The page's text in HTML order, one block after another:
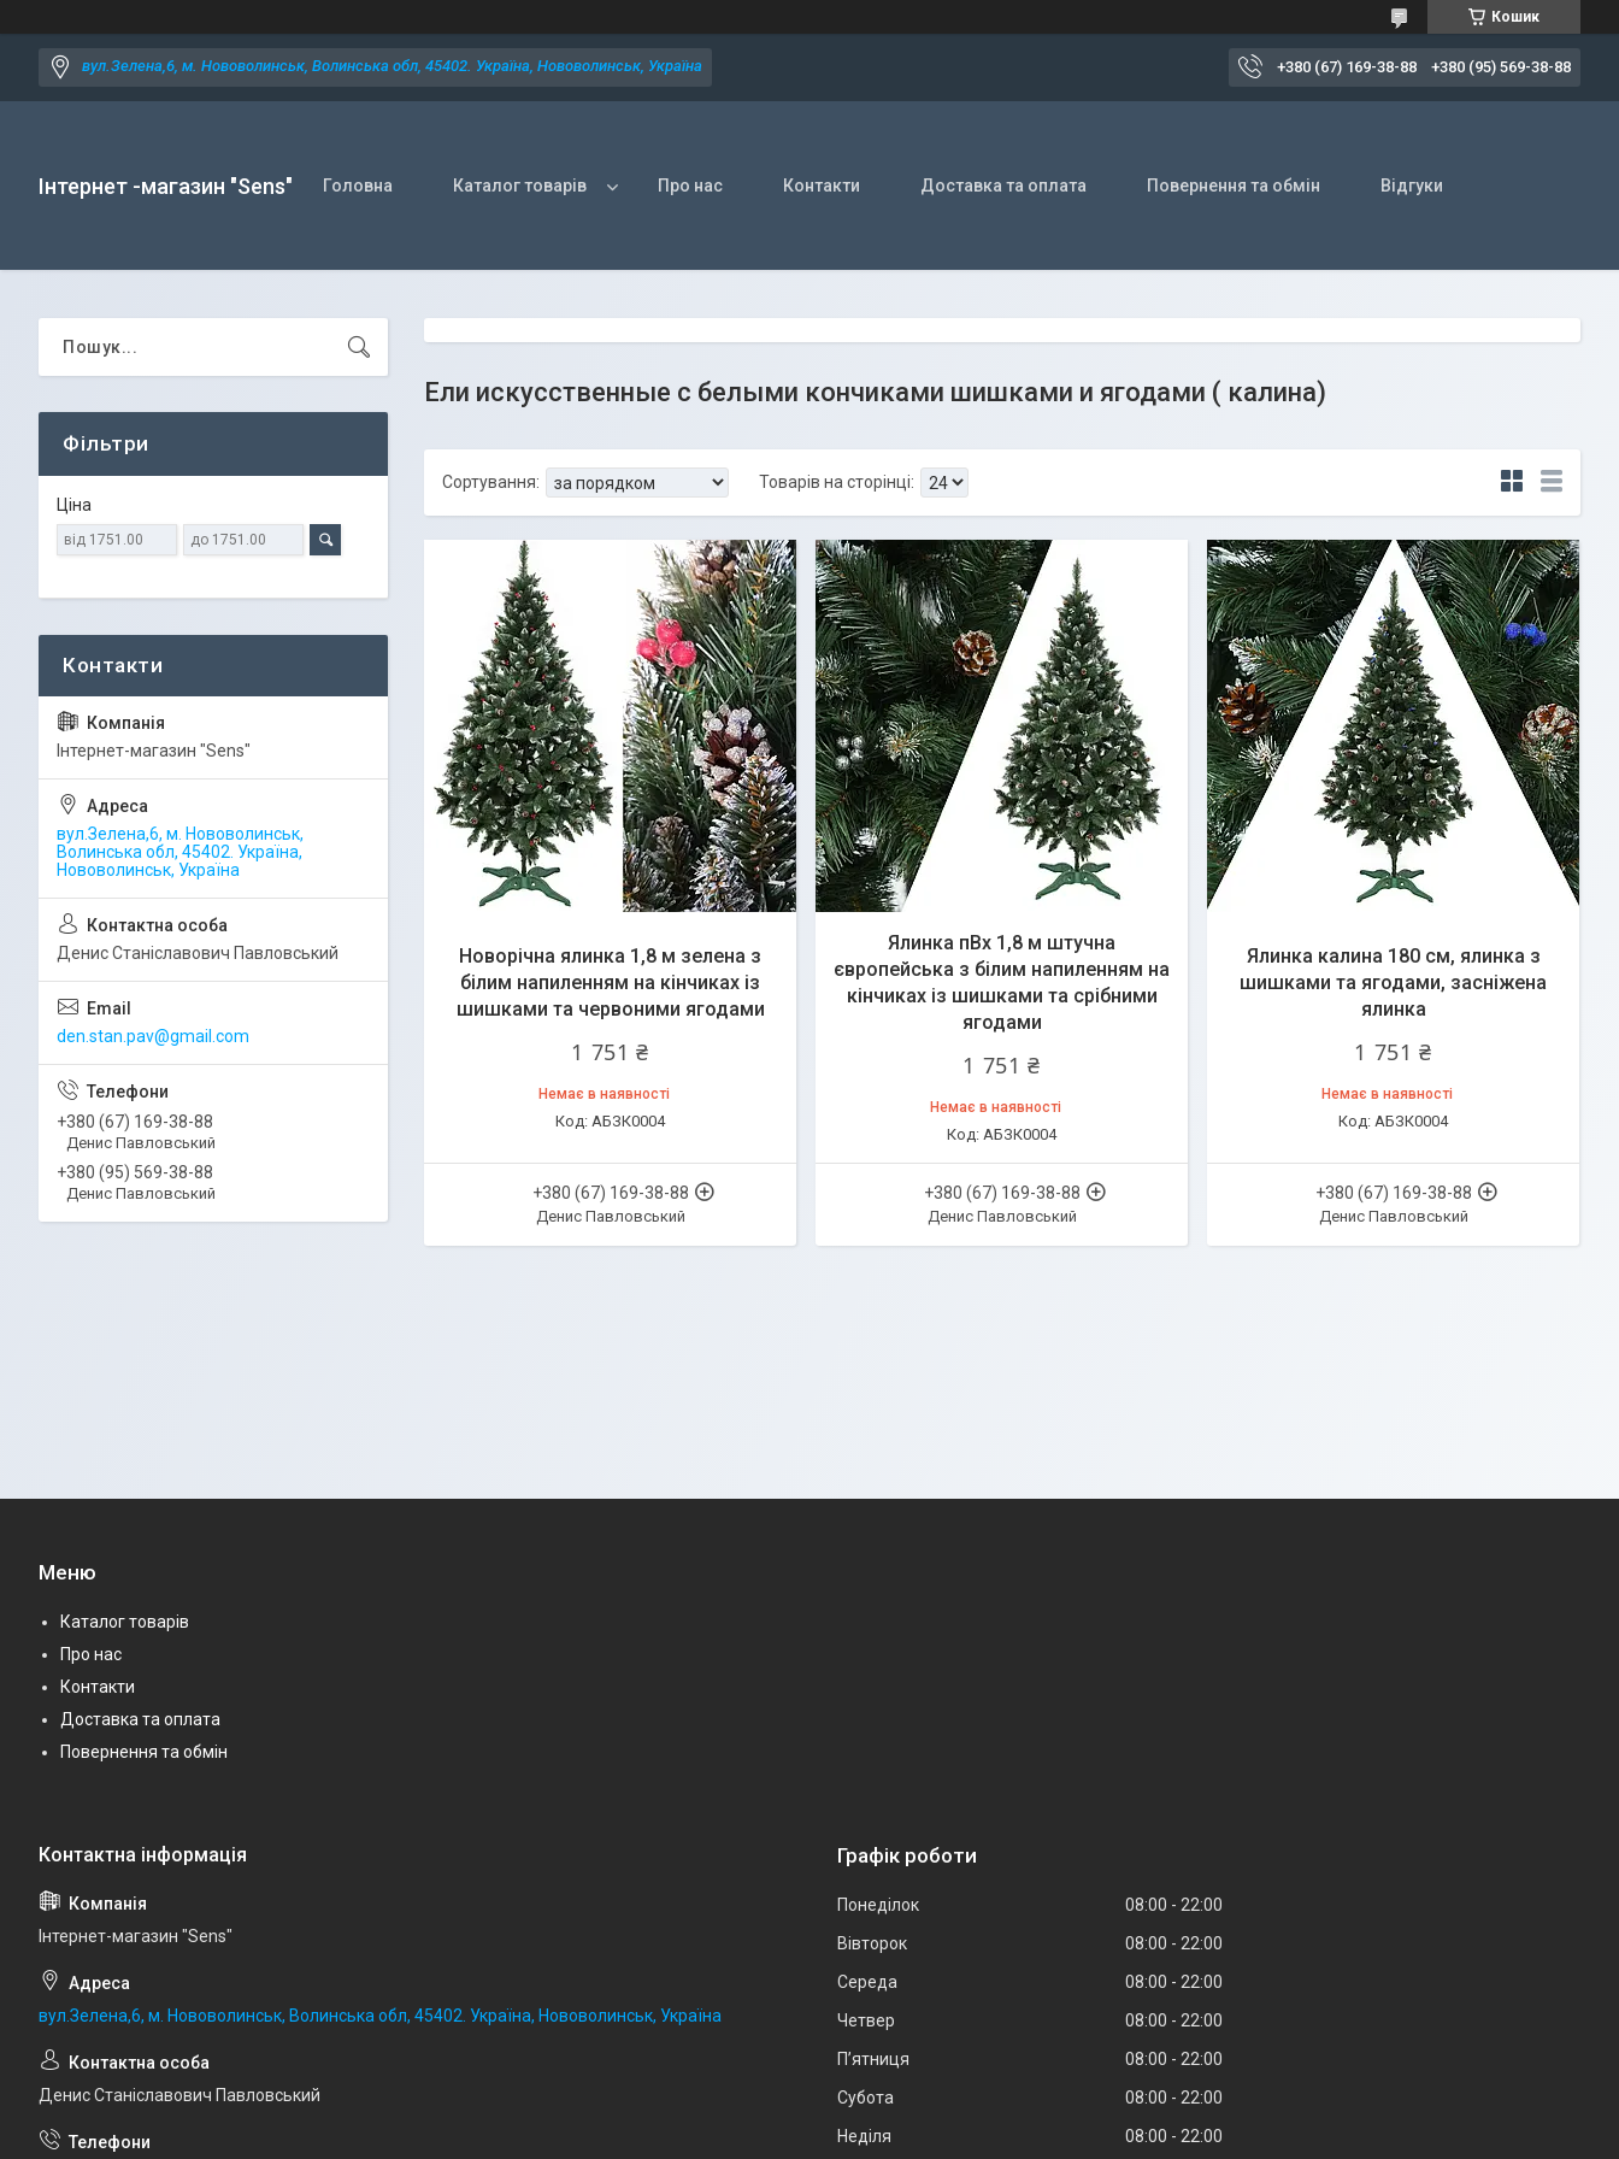
Кошик
вул.Зелена,6, м. Нововолинськ, Волинська обл, 45402. Україна, Нововолинськ, Україна +380 (67) 169-38-88 +380 (95) 569-38-88
Інтернет -магазин "Sens" Головна Каталог товарів Про нас Контакти Доставка та оплата Повернення та обмін Відгуки
Ели искусственные с белыми кончиками шишками и ягодами ( калина)
Новорічна ялинка 1,8 м зелена з
білим напиленням на кінчиках із
шишками та червоними ягодами
1 751 ₴
Немає в наявності
АБЗК0004
+380 (67) 169-38-88
Денис Павловський
Ялинка пВх 1,8 м штучна
європейська з білим напиленням на
кінчиках із шишками та срібними
ягодами
1 751 ₴
Немає в наявності
АБЗК0004
+380 (67) 169-38-88
Денис Павловський
Ялинка калина 180 см, ялинка з
шишками та ягодами, засніжена
ялинка
1 751 ₴
Немає в наявності
АБЗК0004
+380 (67) 169-38-88
Денис Павловський
Фільтри
Ціна
Iнтернет-магазин "Sens"
вул.Зелена,6, м. Нововолинськ,
Волинська обл, 45402. Україна,
Нововолинськ, Україна
Денис Станіславович Павловський
den.stan.pav@gmail.com
+380 (67) 169-38-88
Денис Павловський
+380 (95) 569-38-88
Денис Павловський
Меню
Каталог товарів
Про нас
Контакти
Доставка та оплата
Повернення та обмін
Iнтернет-магазин "Sens"
вул.Зелена,6, м. Нововолинськ, Волинська обл, 45402. Україна, Нововолинськ, Україна
Денис Станіславович Павловський
Графік роботи
Понеділок 08:00
22:00
Вівторок
08:00
22:00
Середа
08:00
22:00
Четвер
08:00
22:00
Пʼятниця
08:00
22:00
Субота
08:00
22:00
Неділя
08:00 22:00